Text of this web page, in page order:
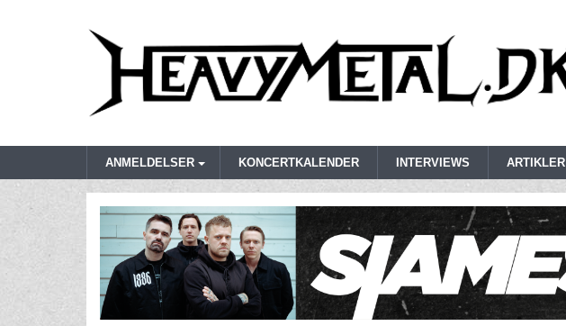
ANMELDELSER KONCERTKALENDER INTERVIEWS ARTIKLER